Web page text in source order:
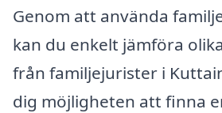
Genom att använda
kan du enkelt jämföra
från familjejurister i
dig möjligheten att finna